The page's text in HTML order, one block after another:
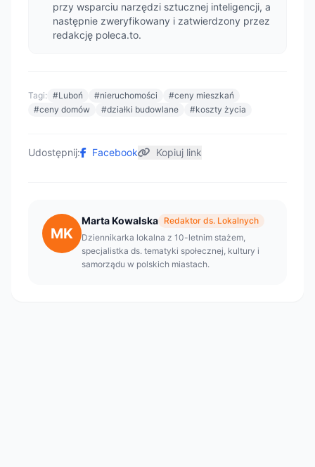
przy wsparciu narzędzi sztucznej inteligencji, a
następnie zweryfikowany i zatwierdzony przez
redakcję poleca.to.
Tagi: #Luboń #nieruchomości
#ceny mieszkań
#ceny domów
#działki budowlane #koszty życia
Udostępnij: Facebook Kopiuj link
MK
Marta Kowalska Redaktor ds. Lokalnych
Dziennikarka lokalna z 10-letnim stażem,
specjalistka ds. tematyki społecznej, kultury i
samorządu w polskich miastach.